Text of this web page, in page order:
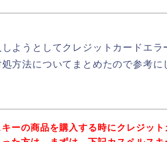
ようとしてクレジットカードエラ
方法についてまとめたので参考に
ーの商品を購入する時にクレジット